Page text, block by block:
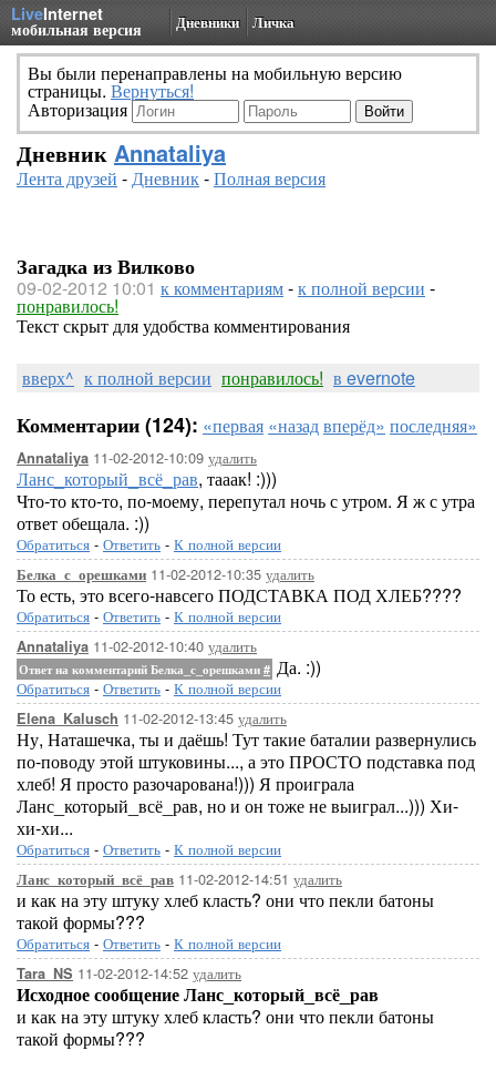
LiveInternet
мобильная версия Дневники Личка
Вы были перенаправлены на мобильную версию
страницы. Вернуться!
Авторизация
Дневник Annataliya
Лента друзей -Дневник-Полная версия
Загадка из Вилково
09-02-2012 10:01 к комментариям-к полной версии -
понравилось!
Текст скрыт для удобства комментирования
вверх^ к полной версии понравилось! в evernote
Комментарии (124): «первая «назадвперёд» последняя»
Annataliya 11-02-2012-10:09 удалить
Ланс_который_всё_рав, тааак! :)))
Что-то кто-то, по-моему, перепутал ночь с утром. Я ж с утра
ответ обещала. :))
Обратиться - Ответить - К полной версии
Белка_с_орешками 11-02-2012-10:35 удалить
То есть, это всего-навсего ПОДСТАВКА ПОД ХЛЕБ????
Обратиться - Ответить - К полной версии
Annataliya 11-02-2012-10:40 удалить
Ответ на комментарий Белка_с_орешками # Да. :))
Обратиться - Ответить - К полной версии
Elena_Kalusch 11-02-2012-13:45 удалить
Ну, Наташечка, ты и даёшь! Тут такие баталии развернулись
по-поводу этой штуковины..., а это ПРОСТО подставка под
хлеб! Я просто разочарована!))) Я проиграла
Ланс_который_всё_рав, но и он тоже не выиграл...))) Хи-
хи-хи...
Обратиться - Ответить - К полной версии
Ланс_который_всё_рав 11-02-2012-14:51 удалить
и как на эту штуку хлеб класть? они что пекли батоны
такой формы???
Обратиться - Ответить - К полной версии
Tara_NS 11-02-2012-14:52 удалить
Исходное сообщение Ланс_который_всё_рав
и как на эту штуку хлеб класть? они что пекли батоны
такой формы???